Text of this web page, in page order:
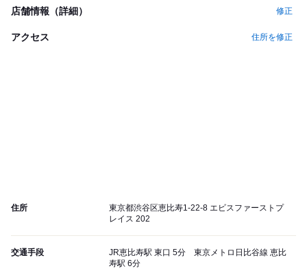
店舗情報（詳細） 修正
アクセス 住所を修正
住所
東京都渋谷区恵比寿1-22-8 エビスファーストプ
レイス 202
交通手段
JR恵比寿駅 東口 5分 東京メトロ日比谷線 恵比
寿駅 6分